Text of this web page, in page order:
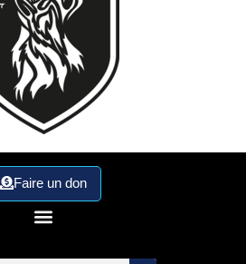
Faire un don